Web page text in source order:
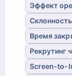
Эффект
Время
Рекрутинг
Screen-to-